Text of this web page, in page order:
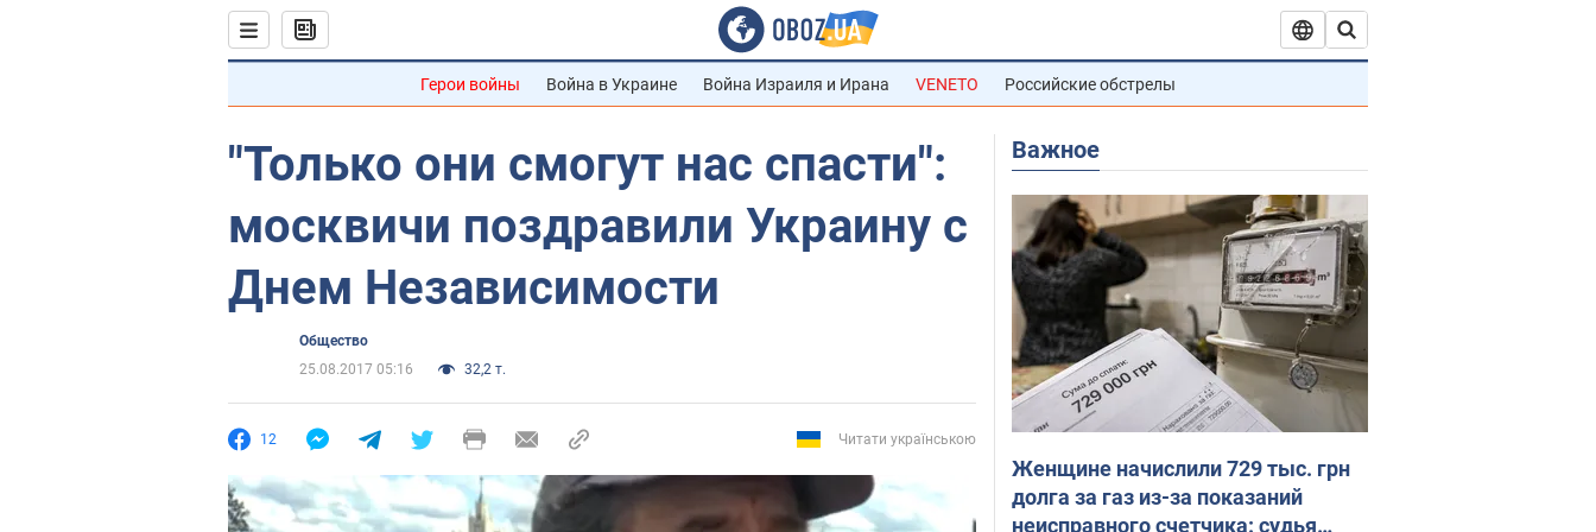
Герои войны Война в Украине Война Израиля и Ирана VENETO Российские обстрелы
"Только они смогут нас спасти":
москвичи поздравили Украину с
Днем Независимости
Общество
25.08.2017 05:16
32,2 т.
12 Читати українською
Важное
Женщине начислили 729 тыс. грн
долга за газ из-за показаний
неисправного счетчика: судья